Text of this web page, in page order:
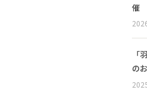
催
「
の